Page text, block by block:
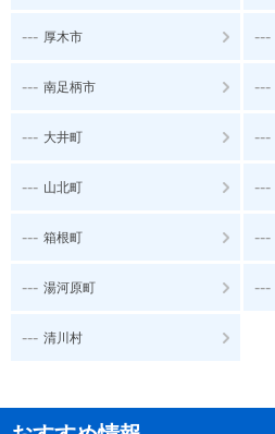
--- 厚木市 ---
--- 南足柄市 ---
--- 大井町 ---
--- 山北町 ---
--- 箱根町 ---
--- 湯河原町 ---
--- 清川村